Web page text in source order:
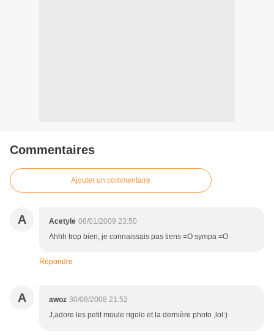
Commentaires
Ajouter un commentaire
A Acetyle 08/01/2009 23:50
Ahhh trop bien, je connaissais pas tiens =O sympa =O
Répondre
A awoz 30/08/2008 21:52
J,adore les petit moule rigolo et la dernière photo ,lol:)